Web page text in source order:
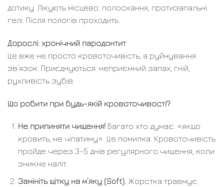
дотику. Лікують місцево: полоскання, протизапальні
гелі. Після пологів проходить.
Дорослі: хронічний пародонтит
Це вже не просто кровоточивість, а руйнування
зв’язок. Приєднуються: неприємний запах, гній,
рухливість зубів.
Що робити при будь-якій кровоточивості?
Не припиняти чищення!Багато хто думає: «якщо
кровить, не чіпатиму». Це помилка. Кровоточивість
пройде через 3-5 днів регулярного чищення, коли
зникне наліт.
Замініть щітку на м’яку (Soft).Жорстка травмує